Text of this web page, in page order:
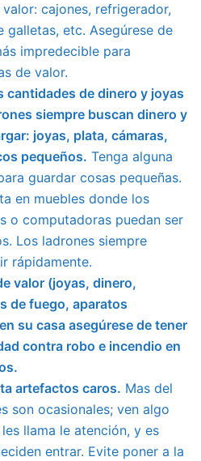
cajones, refrigerador,
galletas, etc. Asegúrese de
impredecible para
de valor.
cantidades de dinero y joyas
siempre buscan dinero y
joyas, plata, cámaras,
pequeños. Tenga alguna
guardar cosas pequeñas.
en muebles donde los
o computadoras puedan ser
Los ladrones siempre
rápidamente.
valor (joyas, dinero,
de fuego, aparatos
su casa asegúrese de tener
contra robo e incendio en
artefactos caros. Mas del
son ocasionales; ven algo
llama le atención, y es
entrar. Evite poner a la